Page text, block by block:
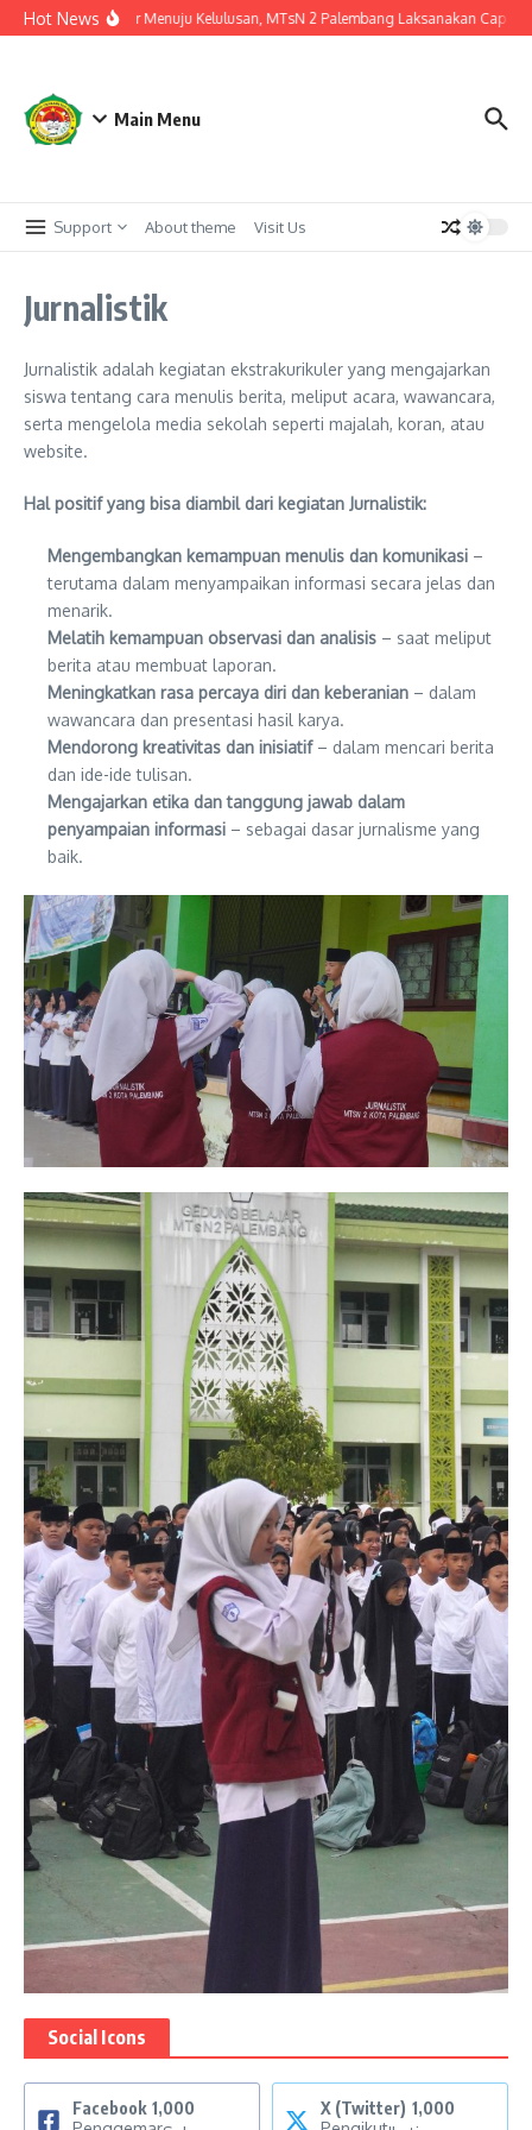
Lewati ke konten
Hot News
Langkah Akhir Menuju Kelulusan, MTsN 2 Palembang Laksanakan Cap Tiga
Main Menu
Support About theme Visit Us
Jurnalistik
Jurnalistik adalah kegiatan ekstrakurikuler yang mengajarkan
siswa tentang cara menulis berita, meliput acara, wawancara,
serta mengelola media sekolah seperti majalah, koran, atau
website.
Hal positif yang bisa diambil dari kegiatan Jurnalistik:
Mengembangkan kemampuan menulis dan komunikasi –
terutama dalam menyampaikan informasi secara jelas dan
menarik.
Melatih kemampuan observasi dan analisis – saat meliput
berita atau membuat laporan.
Meningkatkan rasa percaya diri dan keberanian – dalam
wawancara dan presentasi hasil karya.
Mendorong kreativitas dan inisiatif– dalam mencari berita
dan ide-ide tulisan.
Mengajarkan etika dan tanggung jawab dalam
penyampaian informasi – sebagai dasar jurnalisme yang
baik.
Social Icons
Facebook 1,000
X (Twitter) 1,000